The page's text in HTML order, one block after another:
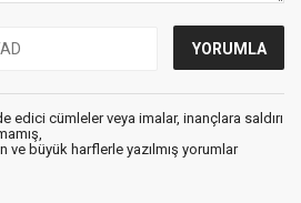
edici cümleler veya imalar, inançlara saldırı
ve büyük harflerle yazılmış yorumlar